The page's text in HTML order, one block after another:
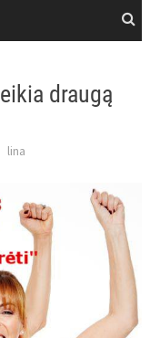
draugą
lina